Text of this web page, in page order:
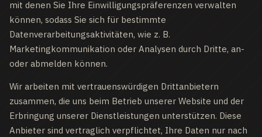
mit denen Sie Ihre Einwilligungspräferenzen verwalten
können, sodass Sie sich für bestimmte
Datenverarbeitungsaktivitäten, wie z. B.
Marketingkommunikation oder Analysen durch Dritte, an-
oder abmelden können.
Wir arbeiten mit vertrauenswürdigen Drittanbietern
zusammen, die uns beim Betrieb unserer Website und der
Erbringung unserer Dienstleistungen unterstützen. Diese
Anbieter sind vertraglich verpflichtet, Ihre Daten nur nach